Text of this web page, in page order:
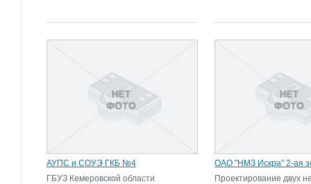
АУПС и СОУЭ ГКБ №4
ГБУЗ Кемеровской области
ОАО "НМЗ Искра" 2-ая
Проектирование двух